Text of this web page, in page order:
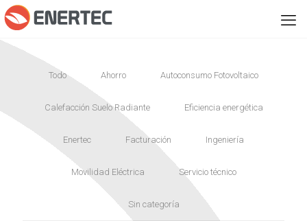
Todo Ahorro Autoconsumo Fotovoltaico
Calefacción Suelo Radiante Eficiencia energética
Enertec Facturación Ingeniería
Movilidad Eléctrica Servicio técnico
Sin categoría